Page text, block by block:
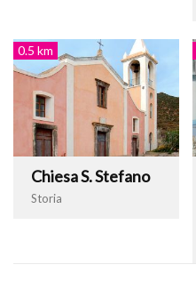
0.5 km
Chiesa S. Stefano
Storia